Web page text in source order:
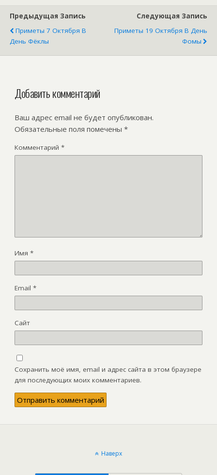
Предыдущая Запись
Приметы 7 Октября В
День Фёклы
Следующая Запись
Приметы 19 Октября В День
Фомы
Добавить комментарий
Ваш адрес email не будет опубликован.
Обязательные поля помечены *
Комментарий *
Имя *
Email *
Сайт
Сохранить моё имя, email и адрес сайта в этом браузере
для последующих моих комментариев.
Наверх